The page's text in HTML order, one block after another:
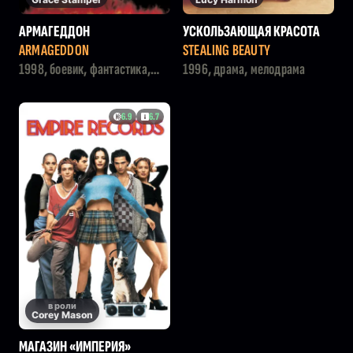
АРМАГЕДДОН
ARMAGEDDON
1998, боевик, фантастика,
УСКОЛЬЗАЮЩАЯ КРАСОТА
STEALING BEAUTY
1996, драма, мелодрама
6.9 6.7
в роли
Corey Mason
МАГАЗИН «ИМПЕРИЯ»